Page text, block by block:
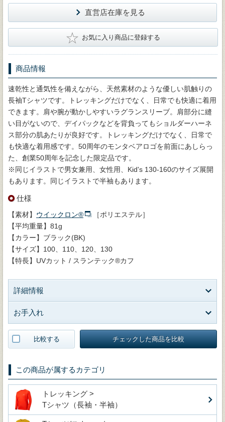
直営店在庫を見る
★ お気に入り商品に登録する
商品情報
速乾性と通気性を備えながら、天然素材のような優しい肌触りの
長袖Tシャツです。トレッキングだけでなく、日常でも快適に着用
できます。肩や腕が動かしやすいラグランスリーブ。肩部分に縫
い目がないので、デイパックなどを背負ってもショルダーハーネ
ス部分の肌あたりが良好です。トレッキングだけでなく、日常で
も快適な着用感です。50周年のモンタベアロゴを前面にあしらっ
た、創業50周年を記念した限定品です。
※同じイラストで男女兼用、女性用、Kid's 130-160のサイズ展開
もあります。同じイラストで半袖もあります。
仕様
【素材】 ウイックロン®
［ポリエステル］
【平均重量】81g
【カラー】ブラック(BK)
【サイズ】100、110、120、130
【特長】UVカット / スランテック®カフ
詳細情報
お手入れ
比較する チェックした商品を比較
この商品が属するカテゴリ
トレッキング >
Tシャツ（長袖・半袖）